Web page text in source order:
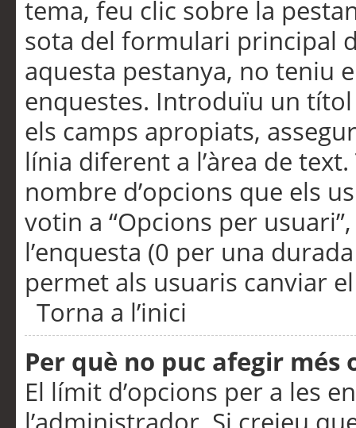
tema, feu clic sobre la
sota del formulari principal
aquesta pestanya, no teniu
enquestes. Introduïu un
els camps apropiats,
línia diferent a l’àrea de
nombre d’opcions que els
votin a “Opcions per
l’enquesta (0 per una
permet als usuaris canviar
Torna a l’inici
Per què no puc afegir més
El límit d’opcions per a les